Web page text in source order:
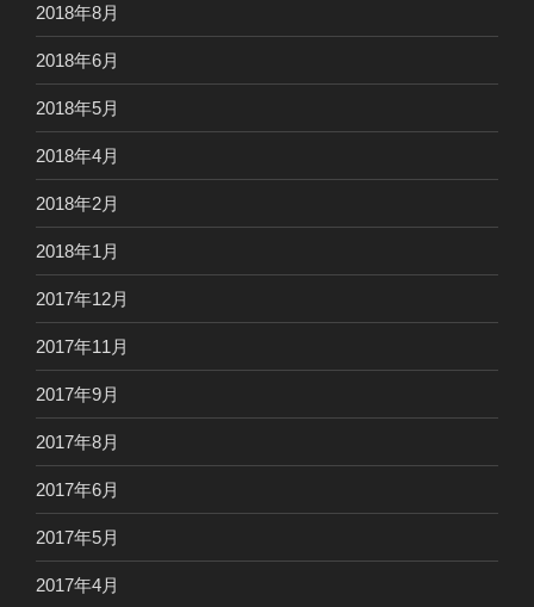
2018年8月
2018年6月
2018年5月
2018年4月
2018年2月
2018年1月
2017年12月
2017年11月
2017年9月
2017年8月
2017年6月
2017年5月
2017年4月